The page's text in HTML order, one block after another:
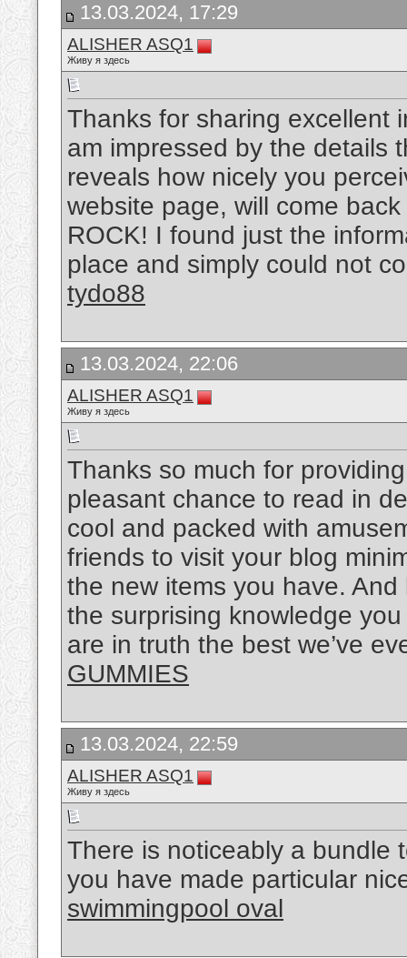
13.03.2024, 17:29
ALISHER ASQ1
Живу я здесь
Thanks for sharing excellent
am impressed by the details
reveals how nicely you
website page, will come
ROCK! I found just the
place and simply could not
tydo88
13.03.2024, 22:06
ALISHER ASQ1
Живу я здесь
Thanks so much for
pleasant chance to read in
cool and packed with
friends to visit your blog
the new items you have. And
the surprising knowledge
are in truth the best we’ve
GUMMIES
13.03.2024, 22:59
ALISHER ASQ1
Живу я здесь
There is noticeably a bundle
you have made particular
swimmingpool oval